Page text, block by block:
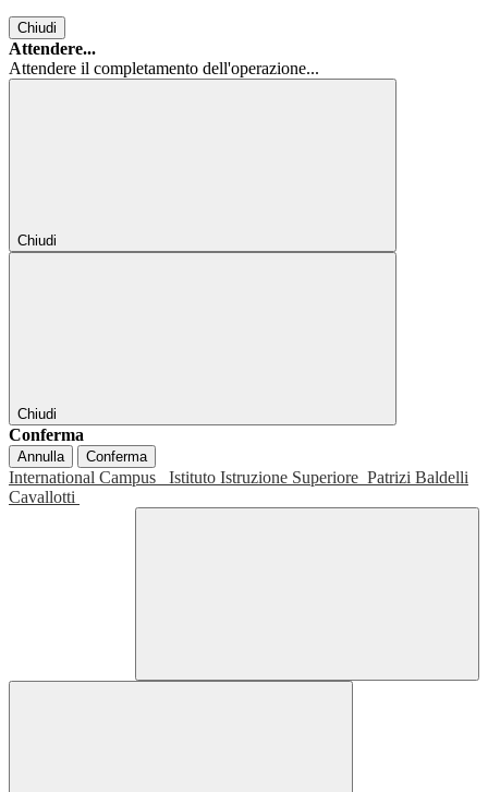
Chiudi
Attendere...
Attendere il completamento dell'operazione...
Chiudi
Chiudi
Conferma
Annulla Conferma
International Campus Istituto Istruzione Superiore Patrizi Baldelli
Cavallotti